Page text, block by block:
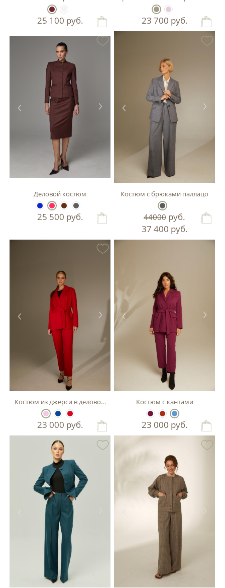
25 100 руб. 23 700 руб.
Деловой костюм
25 500 руб.
Костюм с брюками паллацо
44000 руб.
37 400 руб.
Костюм из джерси в деловом стиле
23 000 руб.
Костюм с кантами
23 000 руб.